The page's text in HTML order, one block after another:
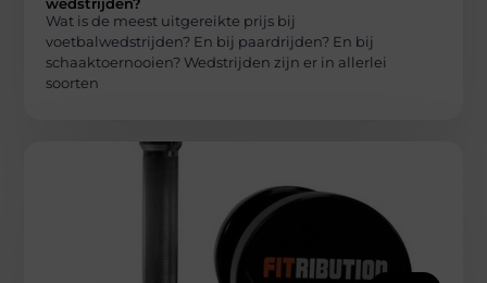
Wat is de meest uitgereikte prijs bij
voetbalwedstrijden? En bij paardrijden? En bij
schaaktoernooien? Wedstrijden zijn er in allerlei
soorten